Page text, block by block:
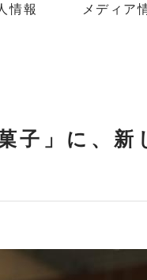
情報 メディア
」に、新